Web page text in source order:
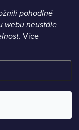
pohodlné
webu neustále
Více
práva vyhrazena.